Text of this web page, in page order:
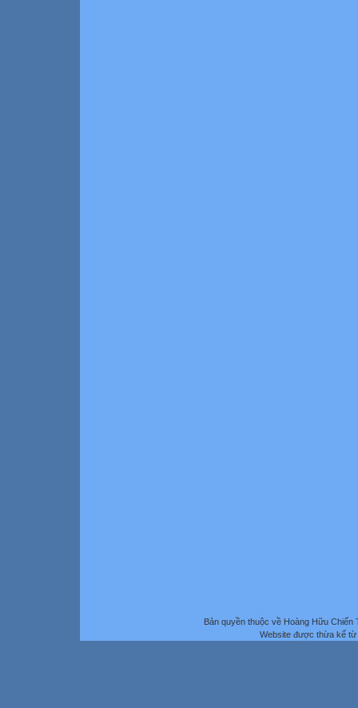
Bản quyền thuộc về Hoàng Hữu
Website được thừa kế từ